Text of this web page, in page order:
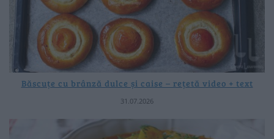
Băscuțe cu brânză dulce și caise – rețetă video + text
31.07.2026